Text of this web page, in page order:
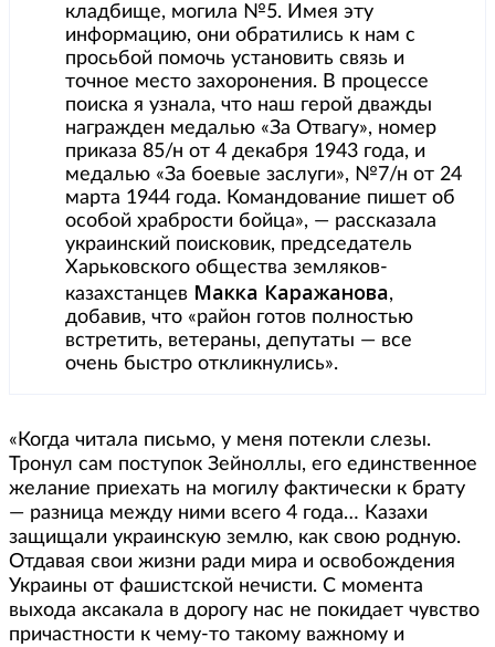
кладбище, могила №5. Имея эту
информацию, они обратились к нам с
просьбой помочь установить связь и
точное место захоронения. В процессе
поиска я узнала, что наш герой дважды
награжден медалью «За Отвагу», номер
приказа 85/н от 4 декабря 1943 года, и
медалью «За боевые заслуги», №7/н от 24
марта 1944 года. Командование пишет об
особой храбрости бойца», — рассказала
украинский поисковик, председатель
Харьковского общества земляков-
казахстанцев Макка Каражанова,
добавив, что «район готов полностью
встретить, ветераны, депутаты — все
очень быстро откликнулись».
«Когда читала письмо, у меня потекли слезы.
Тронул сам поступок Зейноллы, его единственное
желание приехать на могилу фактически к брату
— разница между ними всего 4 года… Казахи
защищали украинскую землю, как свою родную.
Отдавая свои жизни ради мира и освобождения
Украины от фашистской нечисти. С момента
выхода аксакала в дорогу нас не покидает чувство
причастности к чему-то такому важному и